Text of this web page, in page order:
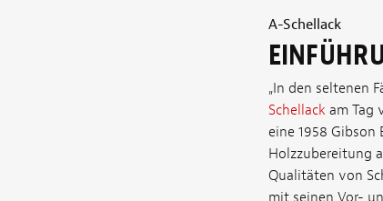
A-Schellack
„In den seltenen
Schellack am Tag
eine 1958 Gibson
Holzzubereitung
Qualitäten von
mit seinen Vor-